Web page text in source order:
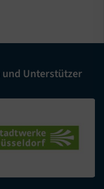
und Unterstützer